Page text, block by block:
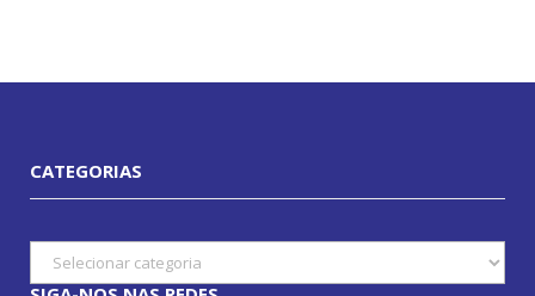
CATEGORIAS
Categorias